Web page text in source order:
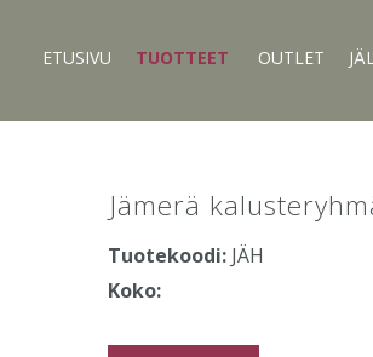
ETUSIVU TUOTTEET OUTLET
Jämerä
Tuotekoodi: JÄH
Koko: